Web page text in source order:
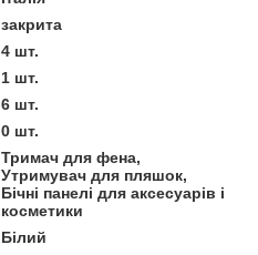
закрита
4 шт.
1 шт.
6 шт.
0 шт.
Тримач для фена,
Утримувач для пляшок,
Бічні панелі для аксесуарів і
косметики
Білий